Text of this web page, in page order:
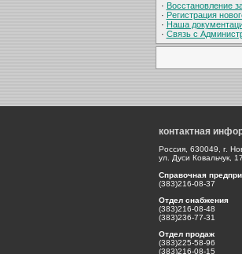
· Восстановление
· Регистрация
· Наша
· Связь с
контактная
Россия, 630049, г.
ул. Дуси Ковальчук,
Справочная
(383)216-08-37
Отдел снабжения
(383)216-08-48
(383)236-77-31
Отдел продаж
(383)225-58-96
(383)216-08-15